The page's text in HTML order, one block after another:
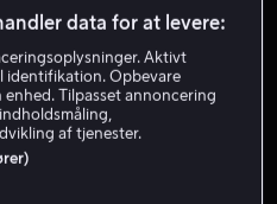
data for at levere:
Aktivt
identifikation. Opbevare
Tilpasset annoncering
af tjenester.